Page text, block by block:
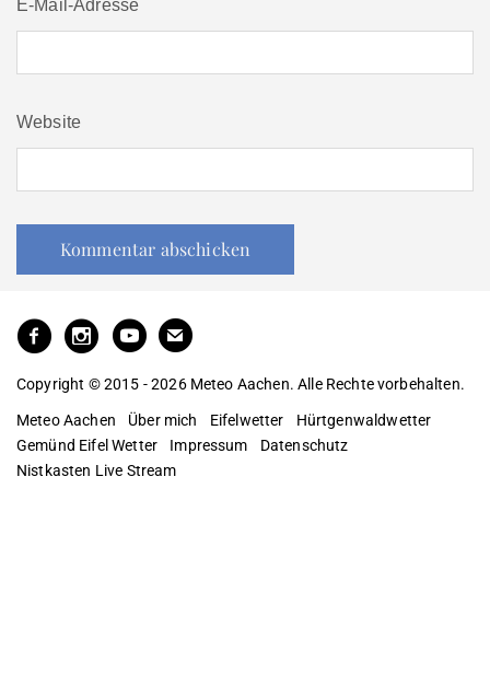
E-Mail-Adresse
Website
Copyright © 2015 - 2026 Meteo Aachen. Alle Rechte vorbehalten.
Meteo Aachen Über mich Eifelwetter
Hürtgenwaldwetter
Gemünd Eifel Wetter
Impressum
Datenschutz
Nistkasten Live Stream